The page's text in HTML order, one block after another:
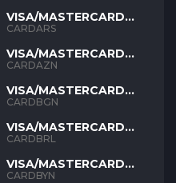
VISA/MASTERCARD
ARS
CARDARS
VISA/MASTERCARD
AZN
CARDAZN
VISA/MASTERCARD
BGN
CARDBGN
VISA/MASTERCARD
BRL
CARDBRL
VISA/MASTERCARD
BYN
CARDBYN